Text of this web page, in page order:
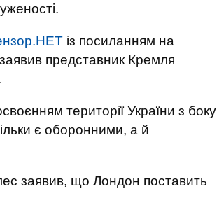
із посиланням на
представник Кремля
території України з боку
є оборонними, а й
заявив, що Лондон поставить